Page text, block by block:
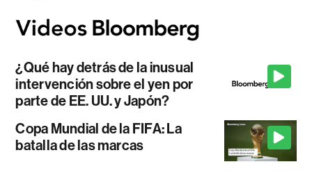
¿Qué hay detrás de la inusual
intervención sobre el yen por
parte de EE. UU. y Japón?
Copa Mundial de la FIFA: La
batalla de las marcas